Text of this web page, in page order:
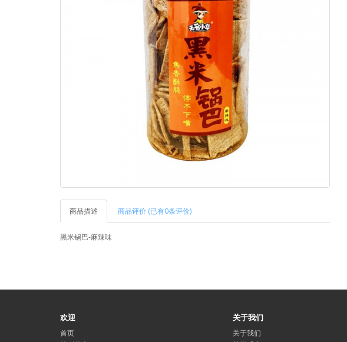
商品描述 商品评价 (已有0条评价)
黑米锅巴-麻辣味
欢迎
首页
关于我们
关于我们